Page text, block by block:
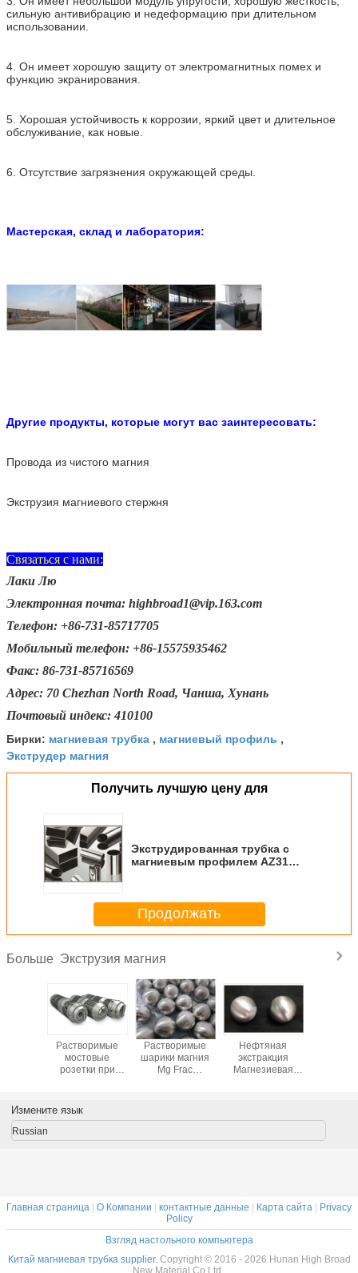
сильную антивибрацию и недеформацию при длительном
использовании.
4. Он имеет хорошую защиту от электромагнитных помех и
функцию экранирования.
5. Хорошая устойчивость к коррозии, яркий цвет и длительное
обслуживание, как новые.
6. Отсутствие загрязнения окружающей среды.
Мастерская, склад и лаборатория:
Другие продукты, которые могут вас заинтересовать:
Провода из чистого магния
Экструзия магниевого стержня
Связаться с нами:
Лаки Лю
Электронная почта: highbroad1@vip.163.com
Телефон: +86-731-85717705
Мобильный телефон: +86-15575935462
Факс: 86-731-85716569
Адрес: 70 Chezhan North Road, Чанша, Хунань
Почтовый индекс: 410100
Бирки: магниевая трубка , магниевый профиль ,
Экструдер магния
Получить лучшую цену для
Экструдированная трубка с
магниевым профилем AZ31
Продолжать
Больше Экструзия магния
и
Растворимые
мостовые
розетки при
Растворимые
шарики магния
Mg Frac
используемыми в
гидравлическом
Нефтяная
экстракция
Магнезиевая
нефть и газ
Растворимый
Измените язык
Russian
Главная страница | О Компании | контактные данные | Карта сайта | Privacy
Policy
Взгляд настольного компьютера
Китай магниевая трубка supplier. Copyright © 2016 - 2026 Hunan High Broad
New Material Co.Ltd..